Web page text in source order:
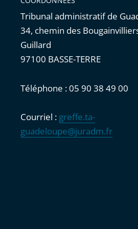
Tribunal administratif de
34, chemin des
Guillard
97100 BASSE-TERRE
Téléphone : 05 90 38 49 00
Courriel : greffe.ta-
guadeloupe@juradm.fr